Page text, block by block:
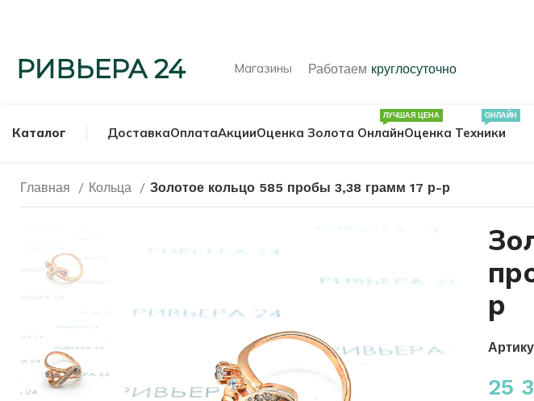
Магазины Работаем круглосуточно
Каталог
МУЖСКИЕ КОЛЬЦА ПЕЧАТКИ
ДоставкаОплатаАкцииОценка Золота Онлайн
ЛУЧШАЯ ЦЕНА
Оценка Техники
ОНЛАЙН
Главная Кольца Золотое кольцо 585 пробы 3,38 грамм 17 р-р
р
25